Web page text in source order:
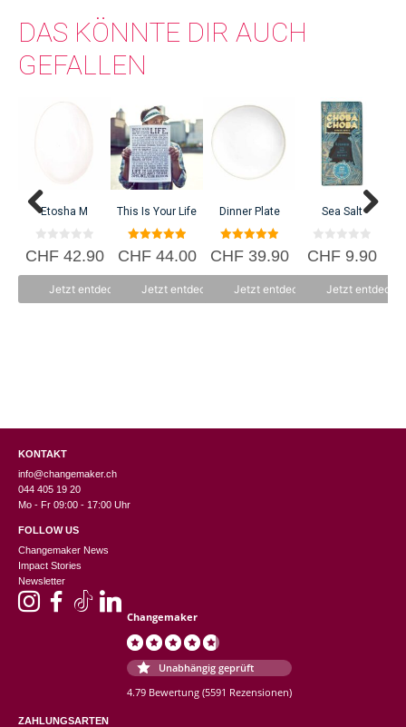
DAS KÖNNTE DIR AUCH
GEFALLEN
Etosha M
0
v
CHF42.90
Jetzt entdecken
This Is Your Life
5.00
von 5
CHF44.00
Jetzt entdecken
Dinner Plate
5.00
von 5
CHF39.90
Jetzt entdecken
Sea Salt
0
v
CHF9.90
Jetzt
KONTAKT
info@changemaker.ch
044 405 19 20
Mo - Fr 09:00 - 17:00 Uhr
FOLLOW US
Changemaker News
Impact Stories
Newsletter
Changemaker
Unabhängig geprüft
4.79 Bewertung (5591 Rezensionen)
ZAHLUNGSARTEN